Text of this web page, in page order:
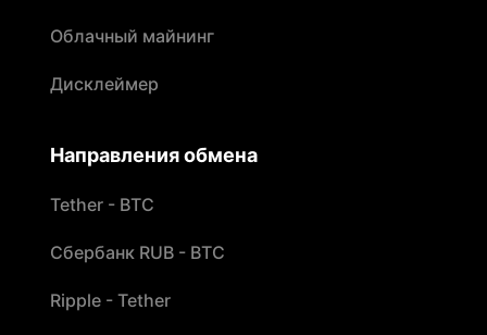
Облачный майнинг
Дисклеймер
Направления обмена
Tether - BTC
Сбербанк RUB - BTC
Ripple - Tether